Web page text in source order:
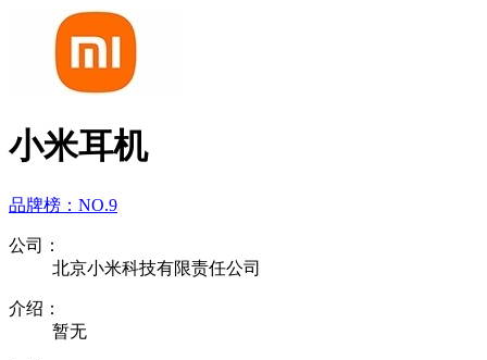
小米耳机
品牌榜： NO.9
公司：
北京小米科技有限责任公司
介绍：
暂无